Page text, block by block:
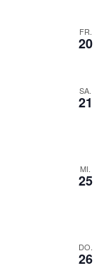
FR.
20
SA.
21
MI.
25
DO.
26